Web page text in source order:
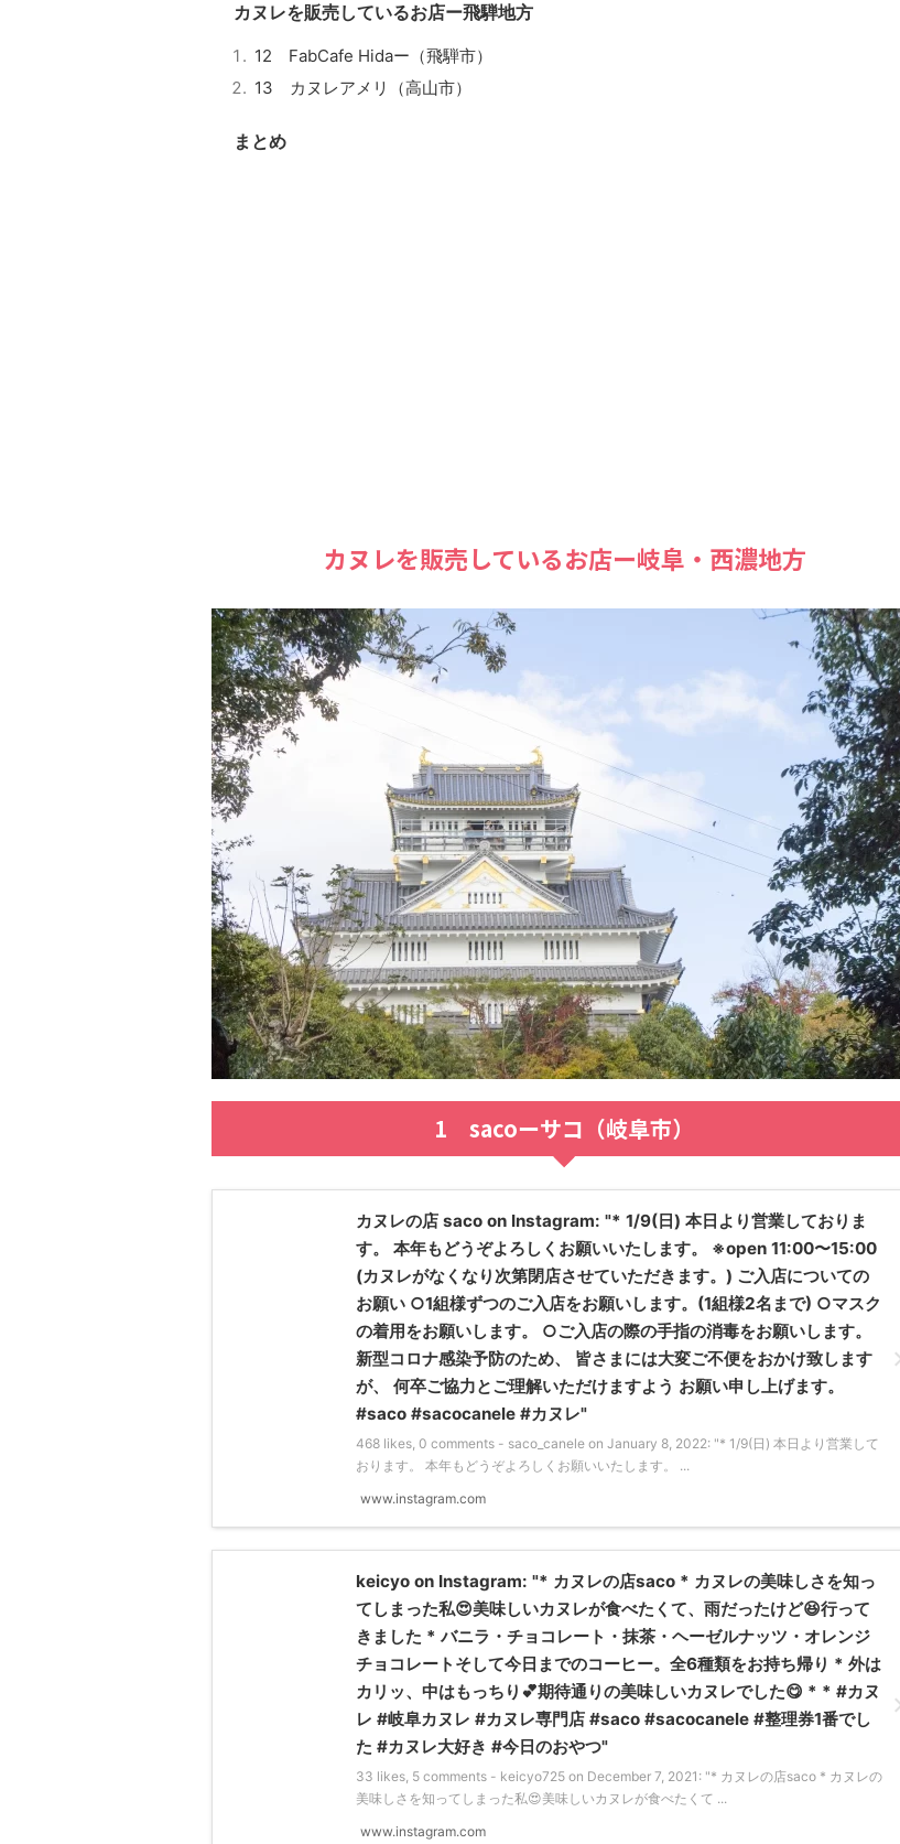
カヌレを販売しているお店ー飛騨地方
12 FabCafe Hidaー（飛騨市）
13 カヌレアメリ（高山市）
まとめ
カヌレを販売しているお店ー岐阜・西濃地方
1 sacoーサコ（岐阜市）
カヌレの店 saco on Instagram: "* 1/9(日) 本日より営業しておりま
す。 本年もどうぞよろしくお願いいたします。 ※open 11:00〜15:00
(カヌレがなくなり次第閉店させていただきます。) ご入店についての
お願い ○1組様ずつのご入店をお願いします。(1組様2名まで) ○マスク
の着用をお願いします。 ○ご入店の際の手指の消毒をお願いします。
新型コロナ感染予防のため、 皆さまには大変ご不便をおかけ致します
が、 何卒ご協力とご理解いただけますよう お願い申し上げます。
#saco #sacocanele #カヌレ"
468 likes, 0 comments - saco_canele on January 8, 2022: "* 1/9(日) 本日より営業して
おります。 本年もどうぞよろしくお願いいたします。 ...
www.instagram.com
keicyo on Instagram: "* カヌレの店saco * カヌレの美味しさを知っ
てしまった私😍美味しいカヌレが食べたくて、雨だったけど😆行って
きました * バニラ・チョコレート・抹茶・ヘーゼルナッツ・オレンジ
チョコレートそして今日までのコーヒー。全6種類をお持ち帰り * 外は
カリッ、中はもっちり💕期待通りの美味しいカヌレでした😋 * * #カヌ
レ #岐阜カヌレ #カヌレ専門店 #saco #sacocanele #整理券1番でし
た #カヌレ大好き #今日のおやつ"
33 likes, 5 comments - keicyo725 on December 7, 2021: "* カヌレの店saco * カヌレの
美味しさを知ってしまった私😍美味しいカヌレが食べたくて ...
www.instagram.com